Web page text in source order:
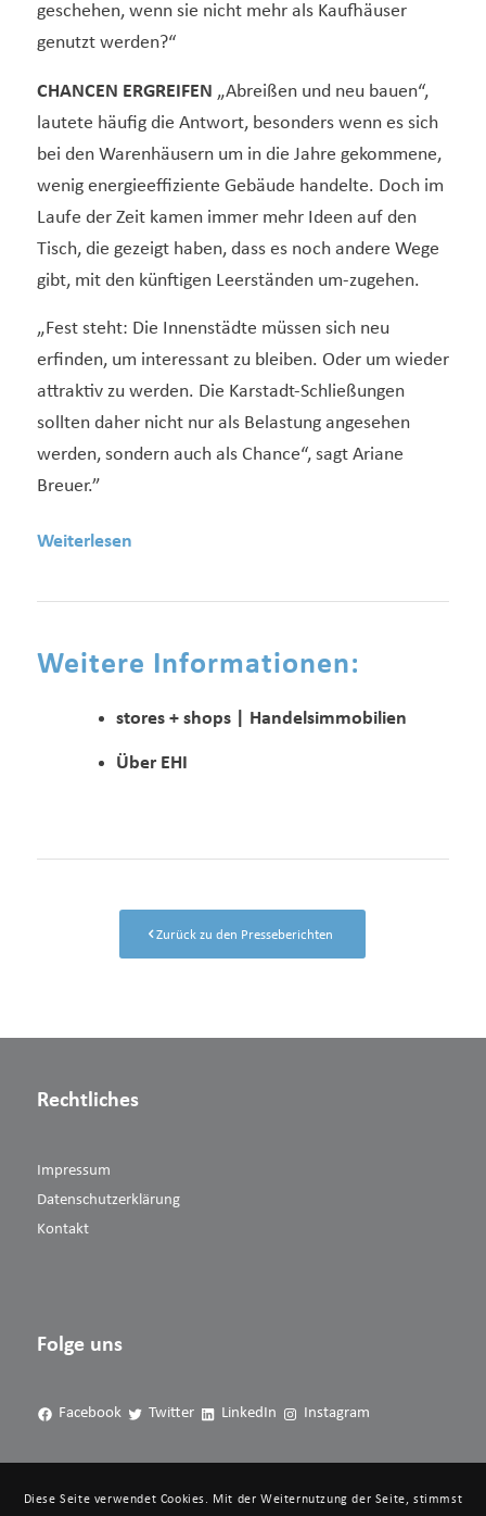
geschehen, wenn sie nicht mehr als Kaufhäuser
genutzt werden?“
CHANCEN ERGREIFEN „Abreißen und neu bauen“,
lautete häuﬁg die Antwort, besonders wenn es sich
bei den Warenhäusern um in die Jahre gekommene,
wenig energieeffiziente Gebäude handelte. Doch im
Laufe der Zeit kamen immer mehr Ideen auf den
Tisch, die gezeigt haben, dass es noch andere Wege
gibt, mit den künftigen Leerständen um-zugehen.
„Fest steht: Die Innenstädte müssen sich neu
erﬁnden, um interessant zu bleiben. Oder um wieder
attraktiv zu werden. Die Karstadt-Schließungen
sollten daher nicht nur als Belastung angesehen
werden, sondern auch als Chance“, sagt Ariane
Breuer.”
Weiterlesen
Weitere Informationen:
stores + shops | Handelsimmobilien
Über EHI
Zurück zu den Presseberichten
Rechtliches
Impressum
Datenschutzerklärung
Kontakt
Folge uns
Facebook Twitter LinkedIn Instagram
Diese Seite verwendet Cookies. Mit der Weiternutzung der Seite, stimmst